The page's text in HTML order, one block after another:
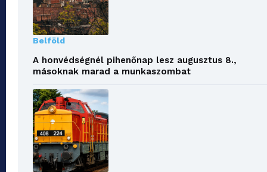
Belföld
A honvédségnél pihenőnap lesz augusztus 8.,
másoknak marad a munkaszombat